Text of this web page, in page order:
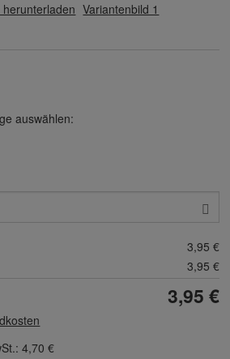
herunterladen Variantenbild 1
auswählen:
3,95 €
3,95 €
3,95 €
4,70 €